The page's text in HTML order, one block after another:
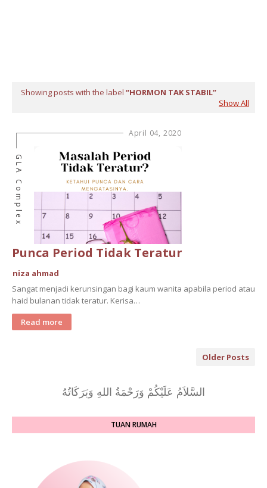
Showing posts with the label
HORMON TAK STABIL
Show All
April 04, 2020
GLA Complex
Punca Period Tidak Teratur
niza ahmad
Sangat menjadi kerunsingan bagi kaum wanita apabila period atau
haid bulanan tidak teratur. Kerisa…
Read more
Older Posts
السَّلاَمُ عَلَيْكُمْ وَرَحْمَةُ اللهِ وَبَرَكَاتُهُ
TUAN RUMAH